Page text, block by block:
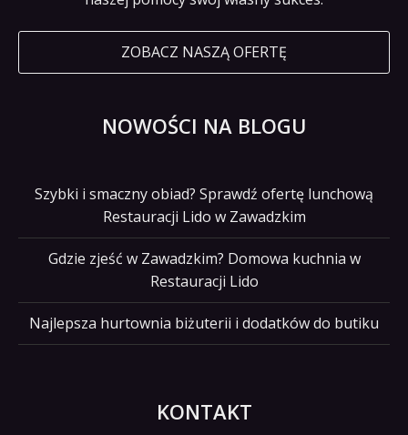
ZOBACZ NASZĄ OFERTĘ
NOWOŚCI NA BLOGU
Szybki i smaczny obiad? Sprawdź ofertę lunchową
Restauracji Lido w Zawadzkim
Gdzie zjeść w Zawadzkim? Domowa kuchnia w
Restauracji Lido
Najlepsza hurtownia biżuterii i dodatków do butiku
KONTAKT